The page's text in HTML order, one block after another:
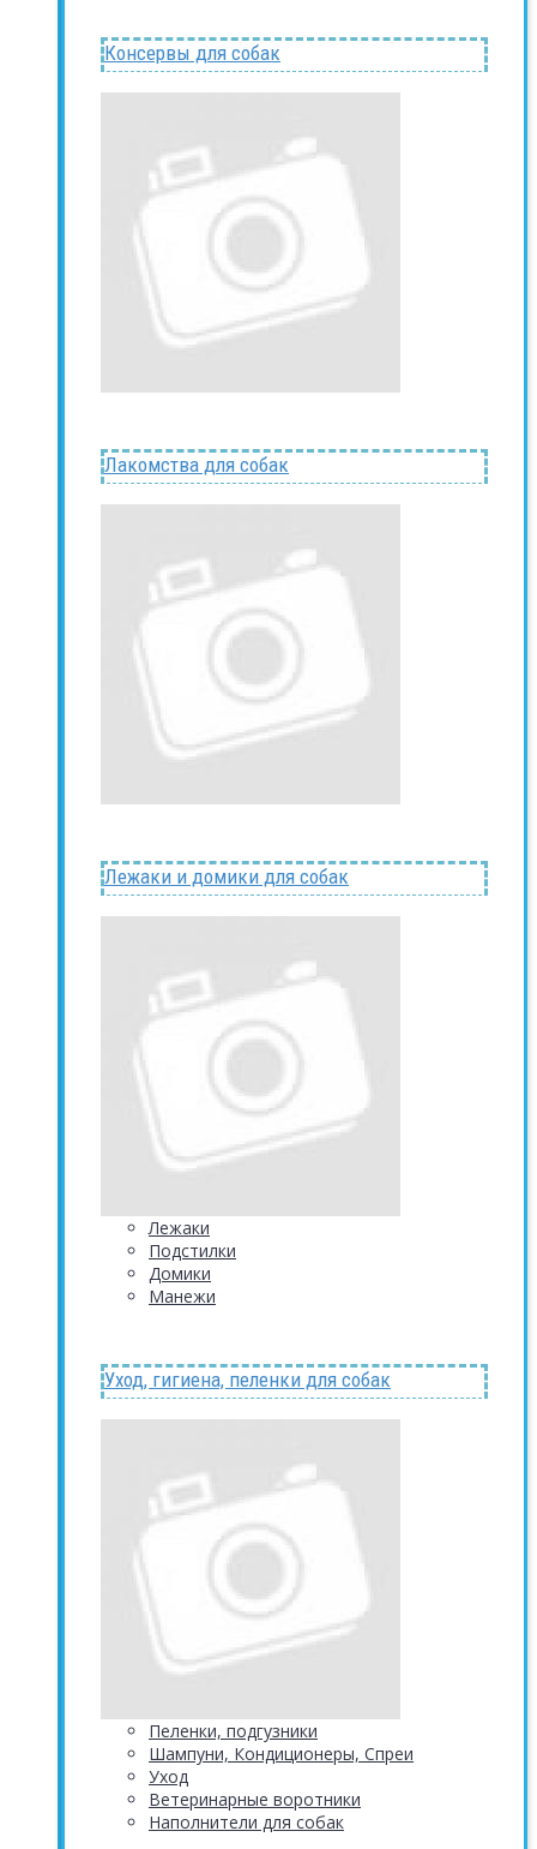
Консервы для собак
Лакомства для собак
Лежаки и домики для собак
Лежаки
Подстилки
Домики
Манежи
Уход, гигиена, пеленки для собак
Пеленки, подгузники
Шампуни, Кондиционеры, Спреи
Уход
Ветеринарные воротники
Наполнители для собак